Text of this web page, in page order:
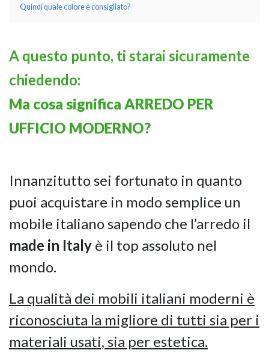
Quindi quale colore è consigliato?
A questo punto, ti starai sicuramente
chiedendo:
Ma cosa significa ARREDO PER
UFFICIO MODERNO?
Innanzitutto sei fortunato in quanto
puoi acquistare in modo semplice un
mobile italiano sapendo che l’arredo il
made in Italy è il top assoluto nel
mondo.
La qualità dei mobili italiani moderni è
riconosciuta la migliore di tutti sia per i
materiali usati, sia per estetica.